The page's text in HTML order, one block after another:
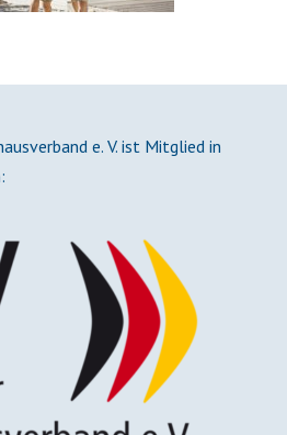
e. V. ist Mitglied in